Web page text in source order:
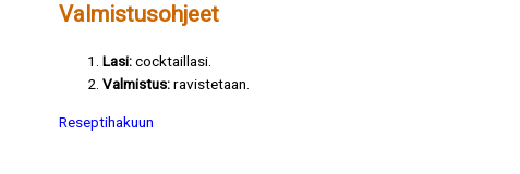
Valmistusohjeet
Lasi:cocktaillasi.
Valmistus:ravistetaan.
Reseptihakuun